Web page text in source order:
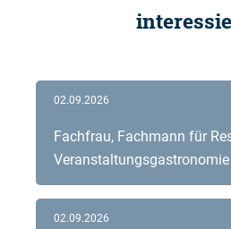
Fachfrau, Fachmann für
Veranstaltungsgastronomie
02.09.2026
02.09.2026